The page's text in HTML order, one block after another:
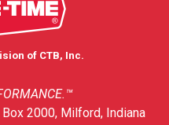
of CTB, Inc.
2000, Milford, Indiana